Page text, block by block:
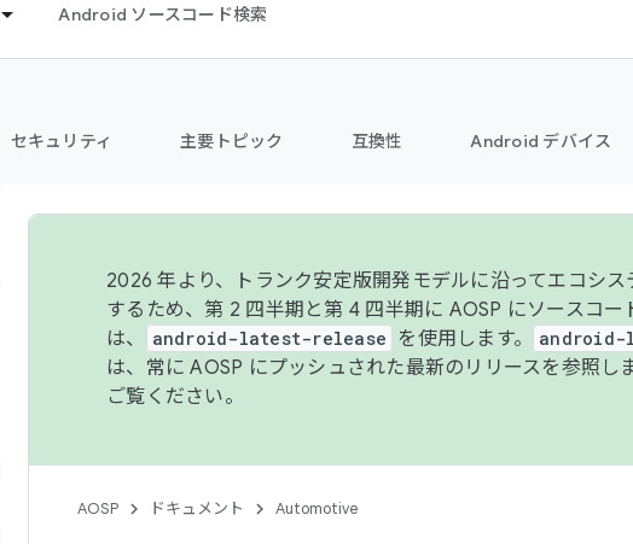
Android ソースコード検索
セキュリティ 主要トピック 互換性 Android デバイス
2026 年より、トランク安定版開発モデルに沿ってエコシ
するため、第 2 四半期と第 4 四半期に AOSP にソースコ
は、
android-latest-release を使用します。
は、常に AOSP にプッシュされた最新のリリースを参照し
ご覧ください。
AOSP ドキュメント Automotive